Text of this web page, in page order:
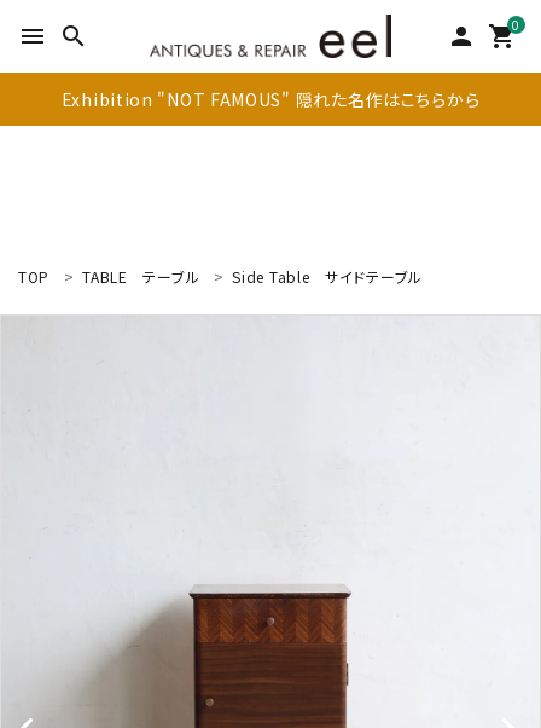
menu search person 0
shopping_cart
Exhibition "NOT FAMOUS" 隠れた名作はこちらから
チェア
TOP TABLE テーブル Side Table サイドテーブル